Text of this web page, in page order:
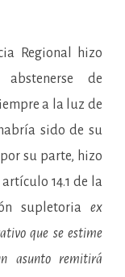
Regional hizo
de
a la luz de
sido de su
su parte, hizo
14.1 de la
supletoria ex
que se estime
asunto remitirá